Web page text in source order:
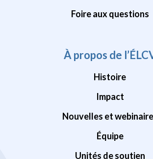
Foire aux questions
À propos de
Histoire
Impact
Nouvelles et
Équipe
Unités de soutien